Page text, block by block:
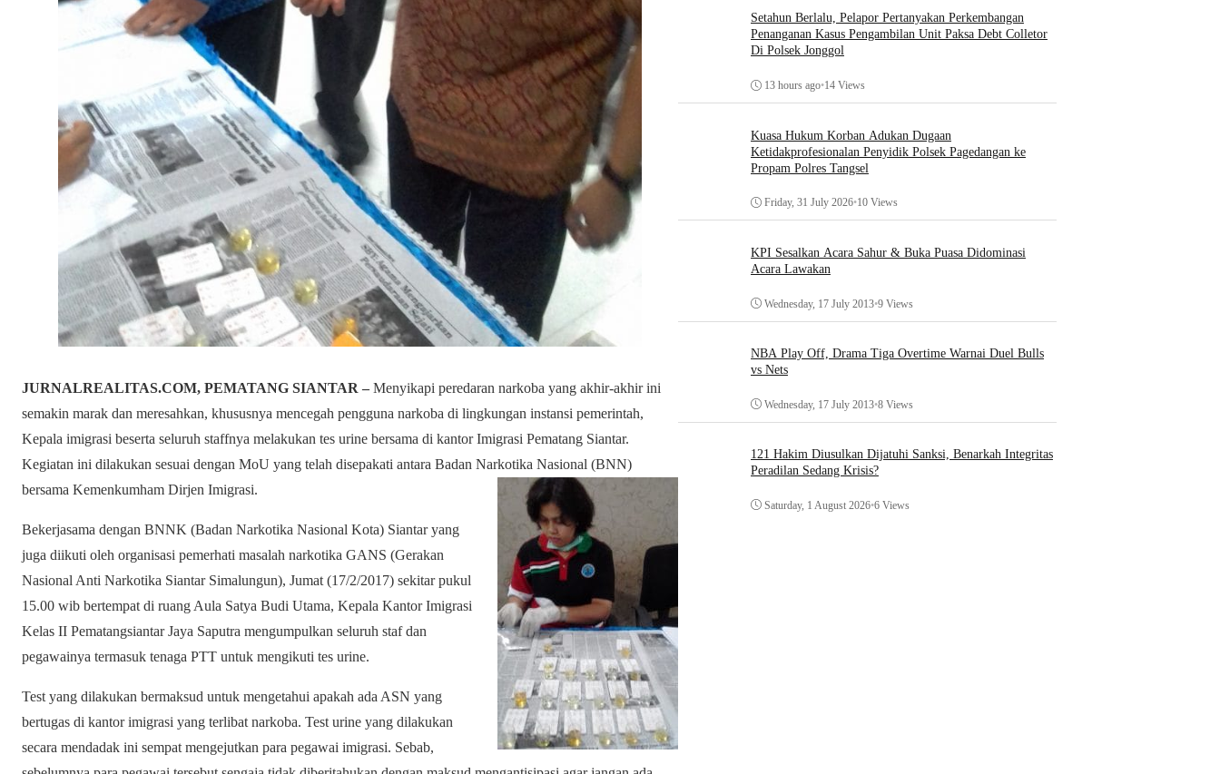
JURNALREALITAS.COM, PEMATANG SIANTAR – Menyikapi peredaran narkoba yang akhir-akhir ini
semakin marak dan meresahkan, khususnya mencegah pengguna narkoba di lingkungan instansi pemerintah,
Kepala imigrasi beserta seluruh staffnya melakukan tes urine bersama di kantor Imigrasi Pematang Siantar.
Kegiatan ini dilakukan sesuai dengan MoU yang telah disepakati antara Badan Narkotika Nasional (BNN)
bersama Kemenkumham Dirjen Imigrasi.
Bekerjasama dengan BNNK (Badan Narkotika Nasional Kota) Siantar yang
juga diikuti oleh organisasi pemerhati masalah narkotika GANS (Gerakan
Nasional Anti Narkotika Siantar Simalungun), Jumat (17/2/2017) sekitar pukul
15.00 wib bertempat di ruang Aula Satya Budi Utama, Kepala Kantor Imigrasi
Kelas II Pematangsiantar Jaya Saputra mengumpulkan seluruh staf dan
pegawainya termasuk tenaga PTT untuk mengikuti tes urine.
Test yang dilakukan bermaksud untuk mengetahui apakah ada ASN yang
bertugas di kantor imigrasi yang terlibat narkoba. Test urine yang dilakukan
secara mendadak ini sempat mengejutkan para pegawai imigrasi. Sebab,
Setahun Berlalu, Pelapor Pertanyakan Perkembangan
Penanganan Kasus Pengambilan Unit Paksa Debt Colletor
Di Polsek Jonggol
13 hours ago•14 Views
Kuasa Hukum Korban Adukan Dugaan
Ketidakprofesionalan Penyidik Polsek Pagedangan ke
Propam Polres Tangsel
Friday, 31 July 2026•10 Views
KPI Sesalkan Acara Sahur & Buka Puasa Didominasi
Acara Lawakan
Wednesday, 17 July 2013•9 Views
NBA Play Off, Drama Tiga Overtime Warnai Duel Bulls
vs Nets
Wednesday, 17 July 2013•8 Views
121 Hakim Diusulkan Dijatuhi Sanksi, Benarkah Integritas
Peradilan Sedang Krisis?
Saturday, 1 August 2026•6 Views